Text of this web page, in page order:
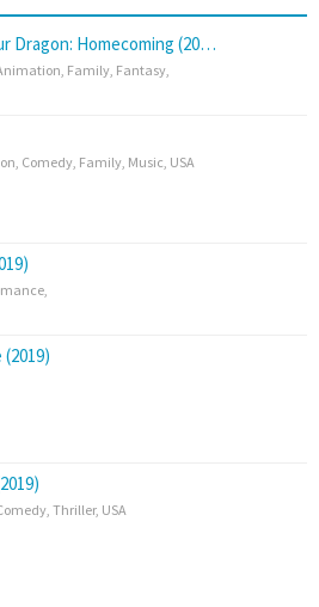
Dragon: Homecoming (20…
, Family, Fantasy,
, Comedy, Family, Music, USA
,
, Thriller, USA